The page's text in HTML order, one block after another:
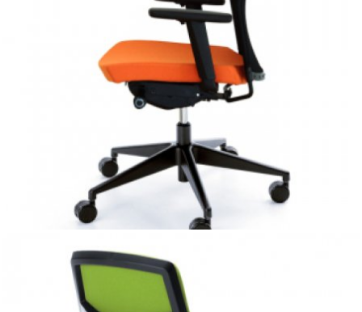
Cechą charakterystyczną krzeseł menadżerskich Perfo III
jest wykorzystanie oddychającej tkaniny siatkowej na
oparciu, umożliwiającej doskonałą wentylację dla pleców.
Krzesło przyciąga uwagę swoją dynamiczną, lekką
konstrukcją, dając równocześnie poczucie komfortu
siedzenia.